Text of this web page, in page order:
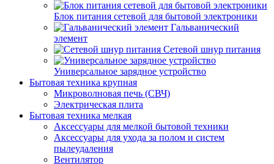
Блок питания сетевой для бытовой электроники
Гальванический
элемент
Сетевой шнур питания
Универсальное зарядное устройство
Бытовая техника крупная
Микроволновая печь (СВЧ)
Электрическая плита
Бытовая техника мелкая
Аксессуары для мелкой бытовой техники
Аксессуары для ухода за полом и систем
пылеудаления
Вентилятор